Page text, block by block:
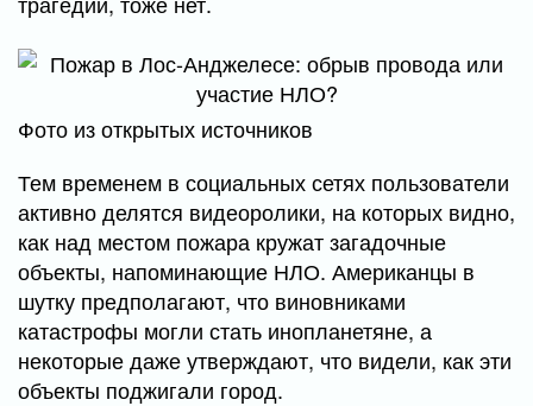
Фото из открытых источников
Тем временем в социальных сетях пользователи
активно делятся видеоролики, на которых видно,
как над местом пожара кружат загадочные
объекты, напоминающие НЛО. Американцы в
шутку предполагают, что виновниками
катастрофы могли стать инопланетяне, а
некоторые даже утверждают, что видели, как эти
объекты поджигали город.